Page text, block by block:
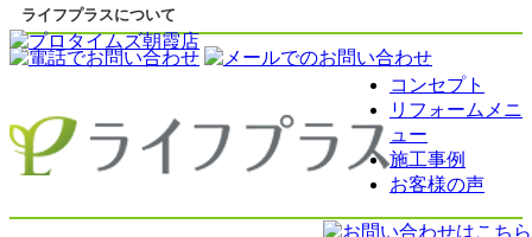
コンセプト
リフォームメニ
ュー
施工事例
お客様の声
ライフプラスについて
会社案内
スタッフ紹介